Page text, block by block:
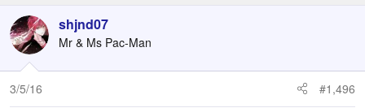
c
t
i
o
n
s
shjnd07
Mr & Ms Pac-Man
3/5/16 #1,496